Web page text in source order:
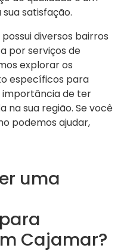
satisfação.
diversos bairros
por serviços de
explorar os
específicos para
importância de ter
na sua região. Se você
podemos ajudar,
uma
Cajamar?